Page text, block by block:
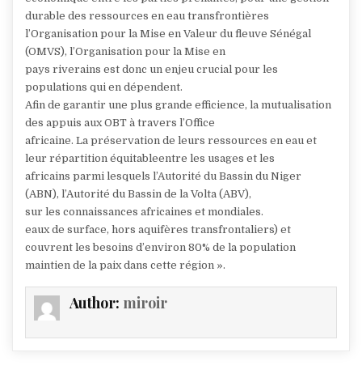
durable des ressources en eau transfrontières
l’Organisation pour la Mise en Valeur du fleuve Sénégal
(OMVS), l’Organisation pour la Mise en
pays riverains est donc un enjeu crucial pour les
populations qui en dépendent.
Afin de garantir une plus grande efficience, la mutualisation
des appuis aux OBT à travers l’Office
africaine. La préservation de leurs ressources en eau et
leur répartition équitableentre les usages et les
africains parmi lesquels l’Autorité du Bassin du Niger
(ABN), l’Autorité du Bassin de la Volta (ABV),
sur les connaissances africaines et mondiales.
eaux de surface, hors aquifères transfrontaliers) et
couvrent les besoins d’environ 80% de la population
maintien de la paix dans cette région ».
Author: miroir